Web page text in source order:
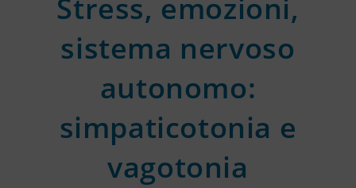
Stress, emozioni,
sistema nervoso
autonomo:
simpaticotonia e
vagotonia